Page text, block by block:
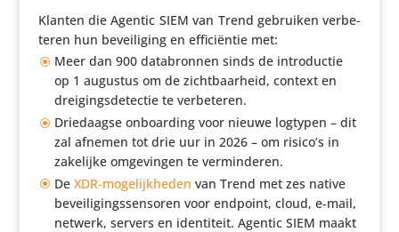
Klanten die Agentic SIEM van Trend gebruiken verbe­
teren hun bevei­li­ging en effi­ci­ëntie met:
Meer dan 900 data­bronnen sinds de intro­ductie
op 1 augustus om de zicht­baar­heid, context en
drei­gings­de­tectie te verbeteren.
Drie­daagse onboar­ding voor nieuwe logtypen – dit
zal afnemen tot drie uur in 2026 – om risico’s in
zakelijke omge­vingen te verminderen.
De XDR-moge­lijk­heden van Trend met zes native
bevei­li­gings­sen­soren voor endpoint, cloud, e‑mail,
netwerk, servers en iden­ti­teit. Agentic SIEM maakt